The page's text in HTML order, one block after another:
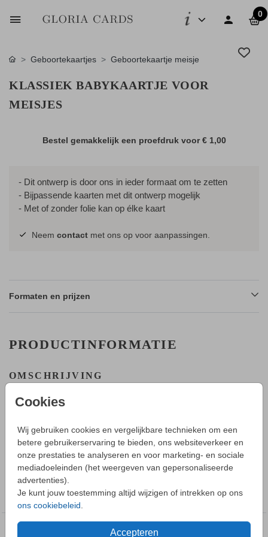
0
Cookies
Wij gebruiken cookies en vergelijkbare technieken om een
betere gebruikerservaring te bieden, ons websiteverkeer en
onze prestaties te analyseren en voor marketing- en sociale
mediadoeleinden (het weergeven van gepersonaliseerde
advertenties).
Je kunt jouw toestemming altijd wijzigen of intrekken op ons
ons cookiebeleid
Accepteren
Geboortekaartjes Geboortekaartje meisje
KLASSIEK BABYKAARTJE VOOR
MEISJES
Bestel gemakkelijk een proefdruk voor€ 1,00
- Dit ontwerp is door ons in ieder formaat om te zetten
- Bijpassende kaarten met dit ontwerp mogelijk
- Met of zonder folie kan op élke kaart
Neem contact met ons op voor aanpassingen.
Formaten en prijzen
PRODUCTINFORMATIE
OMSCHRIJVING
eenvoudig aan te passen in de editor.
HOE WERKT HET?
- Maak in de editor een mooi ontwerp van dit kaartje.
- Sla deze op in je account en bestel daarna een proefdruk.
- Tijdens bestellen kun je kiezen uit verschillende formaten,
papiersoorten en envelopkleuren.
- Bij je 1e proefdruk ontvang je een proefsetje met samples
van alle papiersoorten en kleuren enveloppen.
Toon meer
COLLECTIE
Geboortekaartje meisje